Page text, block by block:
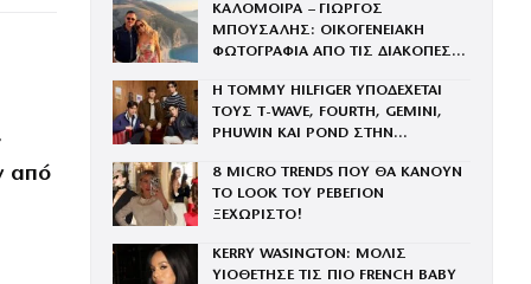
από
ΚΑΛΟΜΟΙΡΑ – ΓΙΩΡΓΟΣ
ΜΠΟΥΣΑΛΗΣ: ΟΙΚΟΓΕΝΕΙΑΚΗ
ΦΩΤΟΓΡΑΦΙΑ ΑΠΟ ΤΙΣ ΔΙΑΚΟΠΕΣ
ΠΑΙΔΙΑ
Η TOMMY HILFIGER ΥΠΟΔΕΧΕΤΑΙ
ΤΟΥΣ Τ-WAVE, FOURTH, GEMINI,
PHUWIN ΚΑΙ POND ΣΤΗΝ
8 MICRO TRENDS ΠΟΥ ΘΑ ΚΑΝΟΥΝ
ΤΟ LOOK ΤΟΥ ΡΕΒΕΓΙΟΝ
ΞΕΧΩΡΙΣΤΟ!
KERRY WASINGTON: ΜΟΛΙΣ
ΥΙΟΘΕΤΗΣΕ ΤΙΣ ΠΙΟ FRENCH BABY